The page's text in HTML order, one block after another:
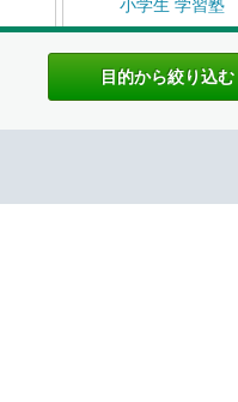
小学生 学習塾